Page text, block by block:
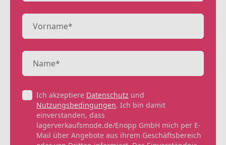
Ich akzeptiere Datenschutz und
Nutzungsbedingungen. Ich bin damit
einverstanden, dass
lagerverkaufsmode.de/Enopp GmbH mich per E-
Mail über Angebote aus ihrem Geschäftsbereich